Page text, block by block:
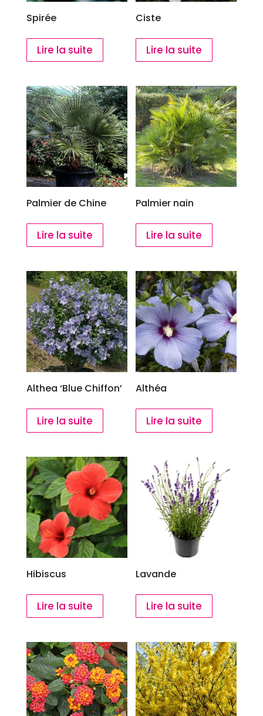
Spirée
Lire la suite
Ciste
Lire la suite
Palmier de Chine
Lire la suite
Palmier nain
Lire la suite
Althea ‘Blue Chiffon’
Lire la suite
Althéa
Lire la suite
Hibiscus
Lire la suite
Lavande
Lire la suite